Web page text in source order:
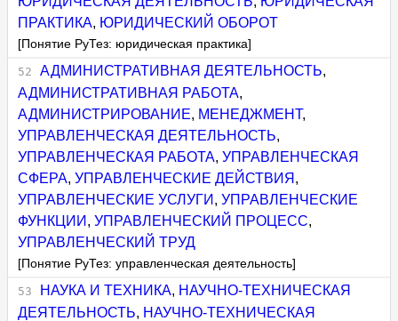
ПРАКТИКА, ЮРИДИЧЕСКИЙ ОБОРОТ
[Понятие РуТез: юридическая практика]
АДМИНИСТРАТИВНАЯ ДЕЯТЕЛЬНОСТЬ,
АДМИНИСТРАТИВНАЯ РАБОТА,
АДМИНИСТРИРОВАНИЕ, МЕНЕДЖМЕНТ,
УПРАВЛЕНЧЕСКАЯ ДЕЯТЕЛЬНОСТЬ,
УПРАВЛЕНЧЕСКАЯ РАБОТА,УПРАВЛЕНЧЕСКАЯ
СФЕРА,УПРАВЛЕНЧЕСКИЕ ДЕЙСТВИЯ ,
УПРАВЛЕНЧЕСКИЕ УСЛУГИ ,УПРАВЛЕНЧЕСКИЕ
ФУНКЦИИ ,УПРАВЛЕНЧЕСКИЙ ПРОЦЕСС,
УПРАВЛЕНЧЕСКИЙ ТРУД
[Понятие РуТез: управленческая деятельность]
НАУКА И ТЕХНИКА, НАУЧНО-ТЕХНИЧЕСКАЯ
ДЕЯТЕЛЬНОСТЬ, НАУЧНО-ТЕХНИЧЕСКАЯ